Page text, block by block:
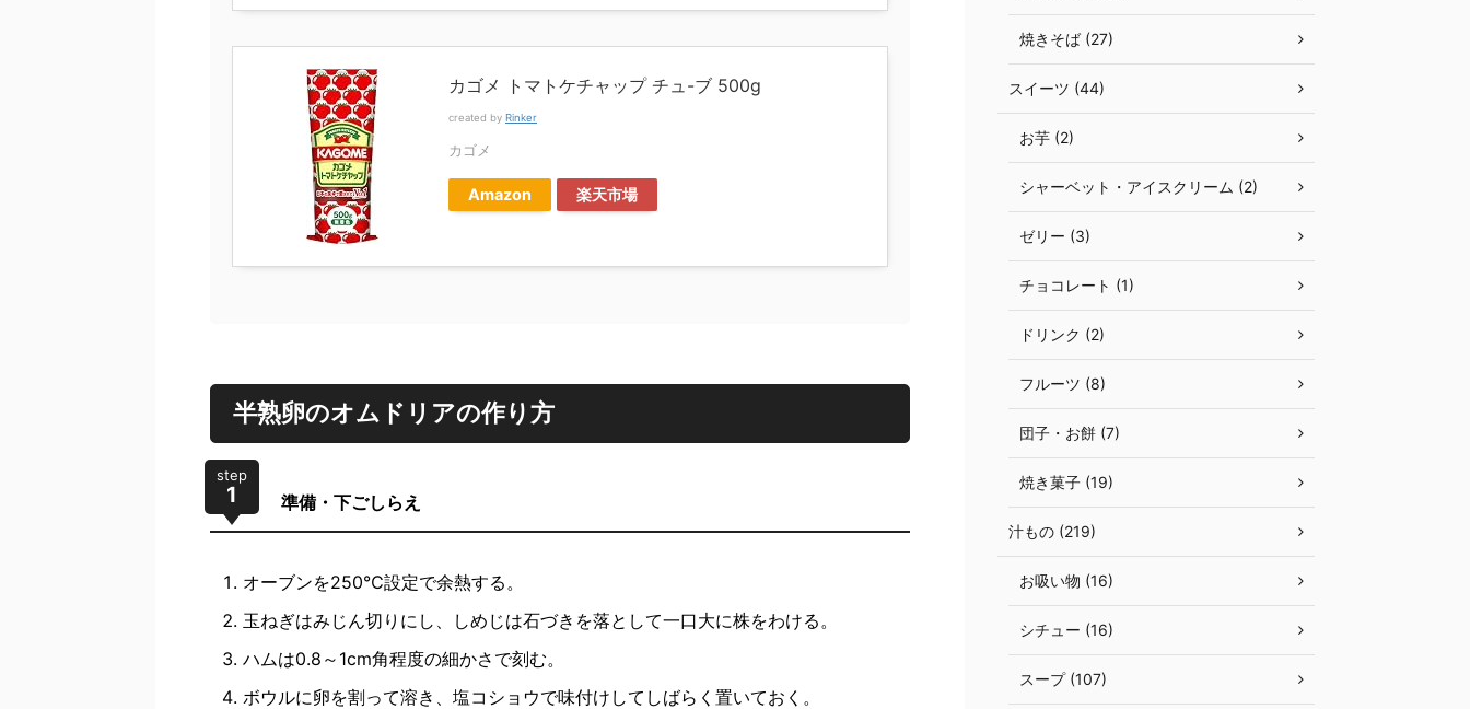
カゴメ トマトケチャップ チュ-ブ 500g
created by Rinker
カゴメ
Amazon 楽天市場
半熟卵のオムドリアの作り方
step
1 準備・下ごしらえ
オーブンを250℃設定で余熱する。
玉ねぎはみじん切りにし、しめじは石づきを落として一口大に株をわける。
ハムは0.8～1cm角程度の細かさで刻む。
ボウルに卵を割って溶き、塩コショウで味付けしてしばらく置いておく。
焼きそば (27)
スイーツ (44)
お芋 (2)
シャーベット・アイスクリーム (2)
ゼリー (3)
チョコレート (1)
ドリンク (2)
フルーツ (8)
団子・お餅 (7)
焼き菓子 (19)
汁もの (219)
お吸い物 (16)
シチュー (16)
スープ (107)